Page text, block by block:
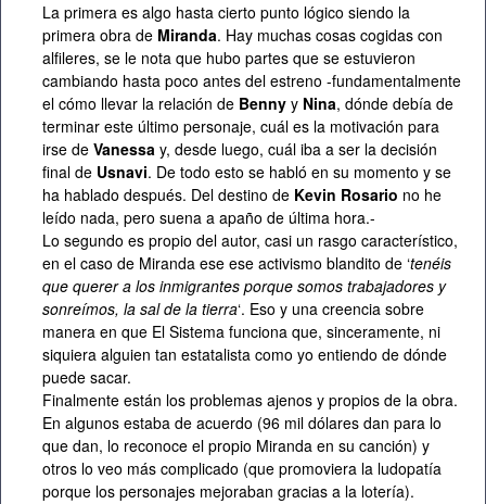
La primera es algo hasta cierto punto lógico siendo la
primera obra de Miranda. Hay muchas cosas cogidas con
alfileres, se le nota que hubo partes que se estuvieron
cambiando hasta poco antes del estreno -fundamentalmente
el cómo llevar la relación de Benny y Nina, dónde debía de
terminar este último personaje, cuál es la motivación para
irse de Vanessa y, desde luego, cuál iba a ser la decisión
final de Usnavi. De todo esto se habló en su momento y se
ha hablado después. Del destino de Kevin Rosario no he
leído nada, pero suena a apaño de última hora.-
Lo segundo es propio del autor, casi un rasgo característico,
en el caso de Miranda ese ese activismo blandito de ‘tenéis
que querer a los inmigrantes porque somos trabajadores y
sonreímos, la sal de la tierra‘. Eso y una creencia sobre
manera en que El Sistema funciona que, sinceramente, ni
siquiera alguien tan estatalista como yo entiendo de dónde
puede sacar.
Finalmente están los problemas ajenos y propios de la obra.
En algunos estaba de acuerdo (96 mil dólares dan para lo
que dan, lo reconoce el propio Miranda en su canción) y
otros lo veo más complicado (que promoviera la ludopatía
porque los personajes mejoraban gracias a la lotería).